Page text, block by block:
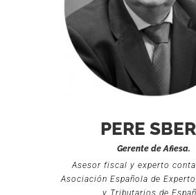
PERE
Gerente de Afiesa.
Asesor fiscal y experto
Asociación Española de
y Tributarios de